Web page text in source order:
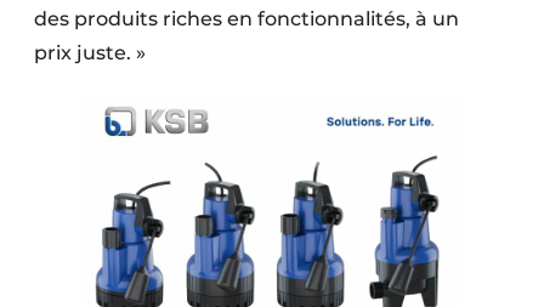
des produits riches en fonctionnalités, à un
prix juste. »